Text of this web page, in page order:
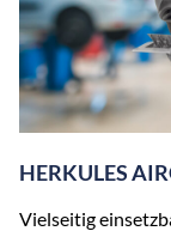
HERKULES
Vielseitig